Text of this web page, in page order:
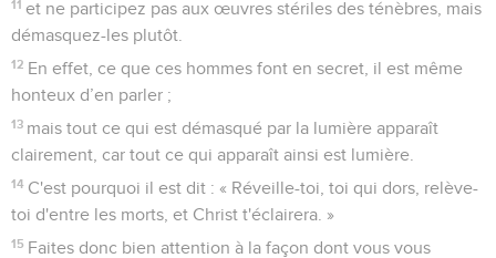
11 et ne participez pas aux œuvres stériles des ténèbres, mais
démasquez-les plutôt.
12 En effet, ce que ces hommes font en secret, il est même
honteux d’en parler ;
13 mais tout ce qui est démasqué par la lumière apparaît
clairement, car tout ce qui apparaît ainsi est lumière.
14 C'est pourquoi il est dit : « Réveille-toi, toi qui dors, relève-
toi d'entre les morts, et Christ t'éclairera. »
15 Faites donc bien attention à la façon dont vous vous